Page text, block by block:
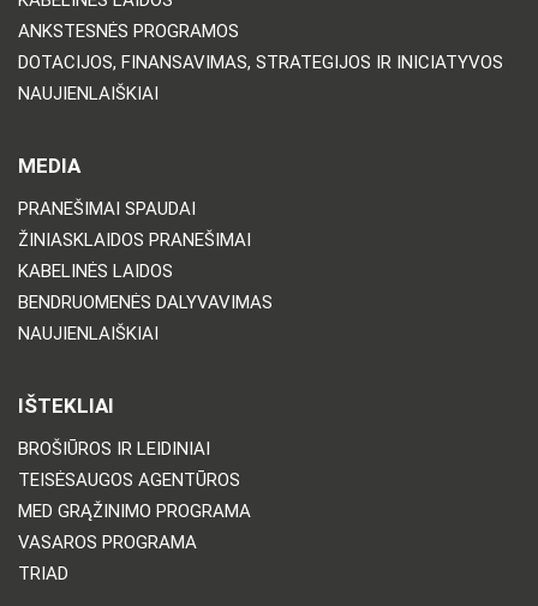
ANKSTESNĖS PROGRAMOS
DOTACIJOS, FINANSAVIMAS, STRATEGIJOS IR INICIATYVOS
NAUJIENLAIŠKIAI
MEDIA
PRANEŠIMAI SPAUDAI
ŽINIASKLAIDOS PRANEŠIMAI
KABELINĖS LAIDOS
BENDRUOMENĖS DALYVAVIMAS
NAUJIENLAIŠKIAI
IŠTEKLIAI
BROŠIŪROS IR LEIDINIAI
TEISĖSAUGOS AGENTŪROS
MED GRĄŽINIMO PROGRAMA
VASAROS PROGRAMA
TRIAD